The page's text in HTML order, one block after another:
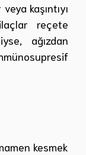
kaşıntıyı
reçete
ağızdan
kesmek